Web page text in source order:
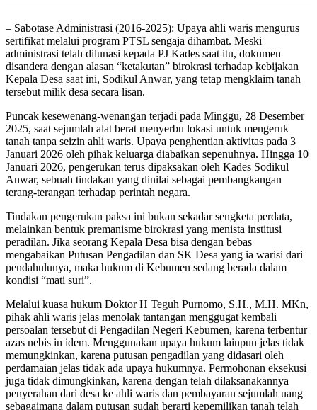
– Sabotase Administrasi (2016-2025): Upaya ahli waris mengurus
sertifikat melalui program PTSL sengaja dihambat. Meski
administrasi telah dilunasi kepada PJ Kades saat itu, dokumen
disandera dengan alasan “ketakutan” birokrasi terhadap kebijakan
Kepala Desa saat ini, Sodikul Anwar, yang tetap mengklaim tanah
tersebut milik desa secara lisan.
Puncak kesewenang-wenangan terjadi pada Minggu, 28 Desember
2025, saat sejumlah alat berat menyerbu lokasi untuk mengeruk
tanah tanpa seizin ahli waris. Upaya penghentian aktivitas pada 3
Januari 2026 oleh pihak keluarga diabaikan sepenuhnya. Hingga 10
Januari 2026, pengerukan terus dipaksakan oleh Kades Sodikul
Anwar, sebuah tindakan yang dinilai sebagai pembangkangan
terang-terangan terhadap perintah negara.
Tindakan pengerukan paksa ini bukan sekadar sengketa perdata,
melainkan bentuk premanisme birokrasi yang menista institusi
peradilan. Jika seorang Kepala Desa bisa dengan bebas
mengabaikan Putusan Pengadilan dan SK Desa yang ia warisi dari
pendahulunya, maka hukum di Kebumen sedang berada dalam
kondisi “mati suri”.
Melalui kuasa hukum Doktor H Teguh Purnomo, S.H., M.H. MKn,
pihak ahli waris jelas menolak tantangan menggugat kembali
persoalan tersebut di Pengadilan Negeri Kebumen, karena terbentur
azas nebis in idem. Menggunakan upaya hukum lainpun jelas tidak
memungkinkan, karena putusan pengadilan yang didasari oleh
perdamaian jelas tidak ada upaya hukumnya. Permohonan eksekusi
juga tidak dimungkinkan, karena dengan telah dilaksanakannya
penyerahan dari desa ke ahli waris dan pembayaran sejumlah uang
sebagaimana dalam putusan sudah berarti kepemilikan tanah telah